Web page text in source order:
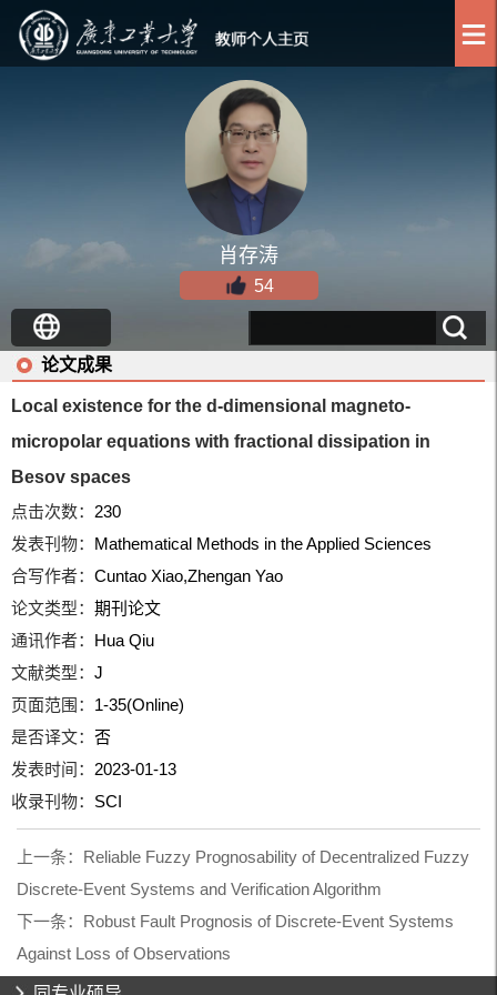
肖存涛
54
论文成果
Local existence for the d-dimensional magneto-
micropolar equations with fractional dissipation in
Besov spaces
点击次数： 230
发表刊物： Mathematical Methods in the Applied Sciences
合写作者：Cuntao Xiao,Zhengan Yao
论文类型：期刊论文
通讯作者： Hua Qiu
文献类型：J
页面范围： 1-35(Online)
是否译文：否
发表时间： 2023-01-13
收录刊物： SCI
上一条： Reliable Fuzzy Prognosability of Decentralized Fuzzy
Discrete-Event Systems and Verification Algorithm
下一条： Robust Fault Prognosis of Discrete-Event Systems
Against Loss of Observations